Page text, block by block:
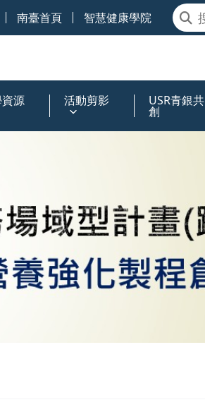
南臺首頁 智慧健康學院
源 活動剪影 USR青銀共
創